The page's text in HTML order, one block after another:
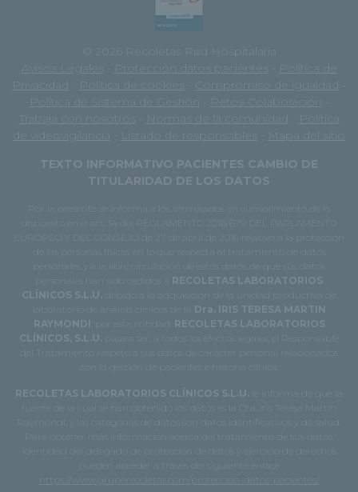
© 2026 Recoletas Red Hospitalaria
Avisos Legales
Protección datos pacientes
Política de
Privacidad
Política de cookies Compromiso de igualdad
Política de Sistema de Gestión
Retos-Colaboración
Trabaja con nosotros
Normas de la comunidad
Política
de videovigilancia
Listado de responsables
Mapa del sitio
TEXTO INFORMATIVO PACIENTES CAMBIO DE
TITULARIDAD DE LOS DATOS
Por la presente se informa a los interesados en cumplimiento de lo
dispuesto en el art. 14 del REGLAMENTO 2016/679 DEL PARLAMENTO
EUROPEO Y DEL CONSEJO de 27 de abril de 2016 relativo a la protección
de las personas físicas en lo que respecta al tratamiento de datos
personales y a la libre circulación de estos datos de que sus datos
RECOLETAS LABORATORIOS
CLÍNICOS S.L.U.
debido a la adquisición de la unidad productiva de
laboratorio de análisis clínicos de la Dra. IRIS TERESA MARTIN
RAYMONDI , por esta entidad. RECOLETAS LABORATORIOS
CLÍNICOS, S.L.U.
pasa a ser, a todos los efectos legales, el Responsable
del Tratamiento respeto a sus datos de carácter personal relacionados
con la gestión de pacientes e historia clínica.
RECOLETAS LABORATORIOS CLÍNICOS S.L.U.
le informa de que la
fuente de la cual se han obtenido los datos es la Dra. Iris Teresa Martín
Raymondi, y las categorías de datos son datos identificativos y de salud.
Para obtener más información acerca del tratamiento de sus datos,
identidad del delegado de protección de datos y ejercicio de derechos
pueden acceder a través del siguiente enlace
https://www.gruporecoletas.com/proteccion-datos-pacientes/